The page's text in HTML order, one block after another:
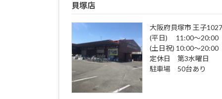
貝塚店
大阪府貝塚市 王子
(平日) 11:00～20:00
(土日祝) 10:00～20:00
定休日 第3水曜日
駐車場 50台あり